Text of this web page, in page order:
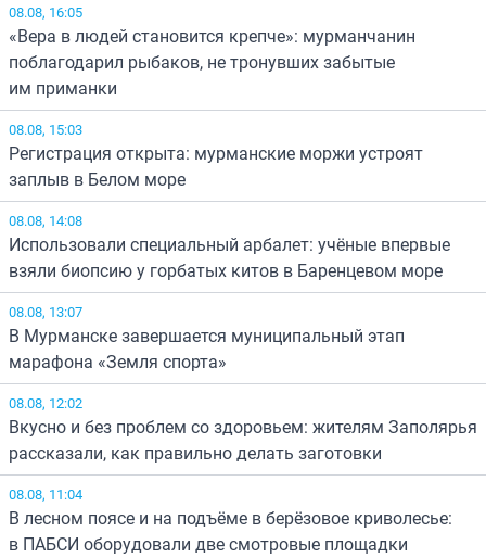
08.08, 16:05
«Вера в людей становится крепче»: мурманчанин
поблагодарил рыбаков, не тронувших забытые
им приманки
08.08, 15:03
Регистрация открыта: мурманские моржи устроят
заплыв в Белом море
08.08, 14:08
Использовали специальный арбалет: учёные впервые
взяли биопсию у горбатых китов в Баренцевом море
08.08, 13:07
В Мурманске завершается муниципальный этап
марафона «Земля спорта»
08.08, 12:02
Вкусно и без проблем со здоровьем: жителям Заполярья
рассказали, как правильно делать заготовки
08.08, 11:04
В лесном поясе и на подъёме в берёзовое криволесье:
в ПАБСИ оборудовали две смотровые площадки